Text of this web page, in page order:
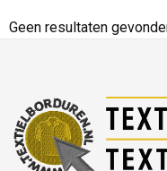
Geen resultaten